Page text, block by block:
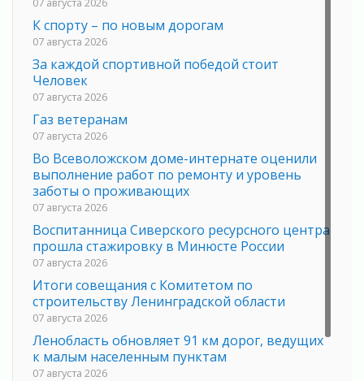
К спорту – по новым дорогам
07 августа 2026
За каждой спортивной победой стоит
Человек
07 августа 2026
Газ ветеранам
07 августа 2026
Во Всеволожском доме-интернате оценили
выполнение работ по ремонту и уровень
заботы о проживающих
07 августа 2026
Воспитанница Сиверского ресурсного центра
прошла стажировку в Минюсте России
07 августа 2026
Итоги совещания с Комитетом по
строительству Ленинградской области
07 августа 2026
Ленобласть обновляет 91 км дорог, ведущих
к малым населенным пунктам
07 августа 2026